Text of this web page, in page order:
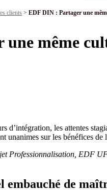
clients > EDF DIN : Partager une
même
d’intégration, les attentes
unanimes sur les bénéfices
Professionnalisation, EDF
embauché de